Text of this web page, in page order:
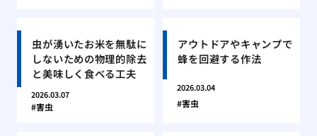
虫が湧いたお米を無駄に
しないための物理的除去
と美味しく食べる工夫
2026.03.07
害虫
アウトドアやキャンプで
蜂を回避する作法
2026.03.04
害虫